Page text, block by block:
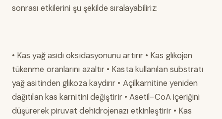
sonrası etkilerini şu şekilde sıralayabiliriz:
• Kas yağ asidi oksidasyonunu artırır • Kas glikojen
tükenme oranlarını azaltır • Kasta kullanılan substratı
yağ asitinden glikoza kaydırır • Açilkarnitine yeniden
dağıtılan kas karnitini değiştirir • Asetil-CoA içeriğini
düşürerek piruvat dehidrojenazı etkinleştirir • Kas